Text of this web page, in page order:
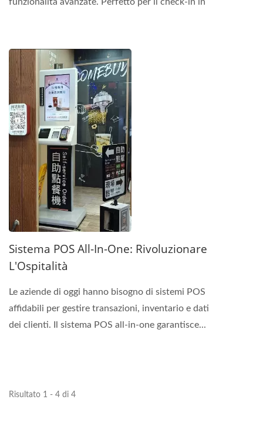
funzionalità avanzate. Perfetto per il check-in in
Sistema POS All-In-One: Rivoluzionare
L'Ospitalità
Le aziende di oggi hanno bisogno di sistemi POS
affidabili per gestire transazioni, inventario e dati
dei clienti. Il sistema POS all-in-one garantisce...
Risultato 1 - 4 di 4